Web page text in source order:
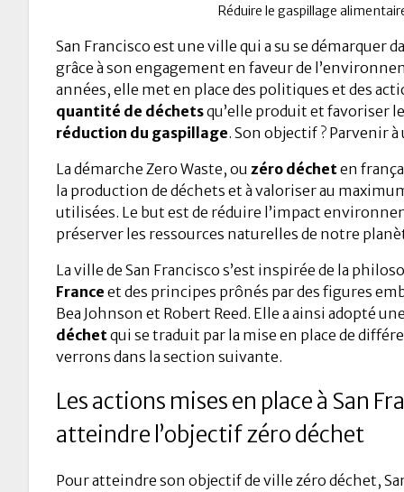
Réduire le gaspillage
San Francisco est une ville qui a su se démarquer
grâce à son engagement en faveur de
années, elle met en place des politiques et des
quantité de déchetsqu’elle produit et favoriser
réduction du gaspillage. Son objectif ? Parvenir
La démarche Zero Waste, ou zéro décheten
la production de déchets et à valoriser au
utilisées. Le but est de réduire l’impact
préserver les ressources naturelles de notre
La ville de San Francisco s’est inspirée de la
France et des principes prônés par des figures
Bea Johnson et Robert Reed. Elle a ainsi adopté
déchetqui se traduit par la mise en place de
verrons dans la section suivante.
Les actions mises en place à San
atteindre l’objectif zéro déchet
Pour atteindre son objectif de ville zéro déchet,